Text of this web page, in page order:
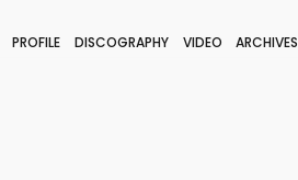
PROFILE DISCOGRAPHY VIDEO ARCHIVES